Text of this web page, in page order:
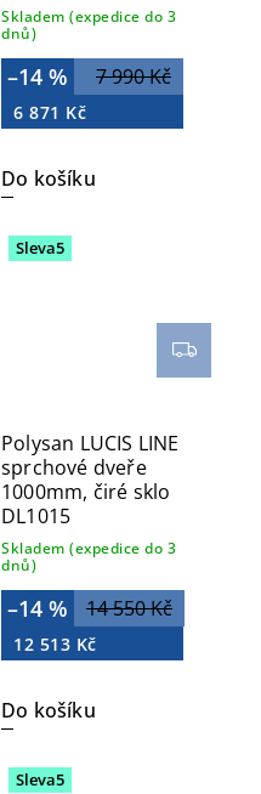
Skladem (expedice do 3
dnů)
7 990 Kč
–14 %
6 871 Kč
Do košíku
Sleva5
Polysan LUCIS LINE
sprchové dveře
1000mm, čiré sklo
DL1015
Skladem (expedice do 3
dnů)
14 550 Kč
–14 %
12 513 Kč
Do košíku
Sleva5